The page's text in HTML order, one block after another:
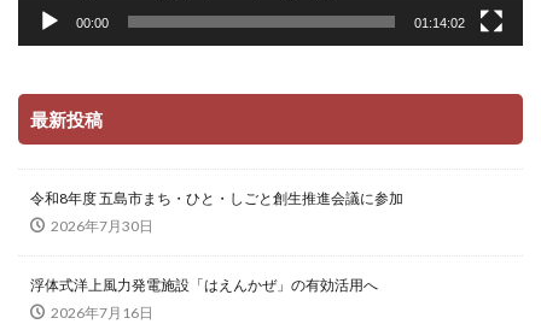
00:00 01:14:02
最新投稿
令和8年度 五島市まち・ひと・しごと創生推進会議に参加
2026年7月30日
浮体式洋上風力発電施設「はえんかぜ」の有効活用へ
2026年7月16日